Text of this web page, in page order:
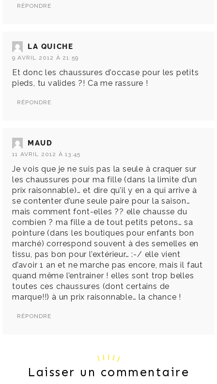
RÉPONDRE
LA QUICHE
9 AVRIL 2012 À 21:59
Et donc les chaussures d’occase pour les petits
pieds, tu valides ?! Ca me rassure !
RÉPONDRE
MAUD
11 AVRIL 2012 À 13:45
Je vois que je ne suis pas la seule à craquer sur
les chaussures pour ma fille (dans la limite d’un
prix raisonnable)… et dire qu’il y en a qui arrive à
se contenter d’une seule paire pour la saison…
mais comment font-elles ?? elle chausse du
combien ? ma fille a de tout petits petons… sa
pointure (dans les boutiques pour enfants bon
marché) correspond souvent à des semelles en
tissu, pas bon pour l’extérieur… :-/ elle vient
d’avoir 1 an et ne marche pas encore, mais il faut
quand même l’entrainer ! elles sont trop belles
toutes ces chaussures (dont certains de
marque!!) à un prix raisonnable… la chance !
RÉPONDRE
Laisser un commentaire